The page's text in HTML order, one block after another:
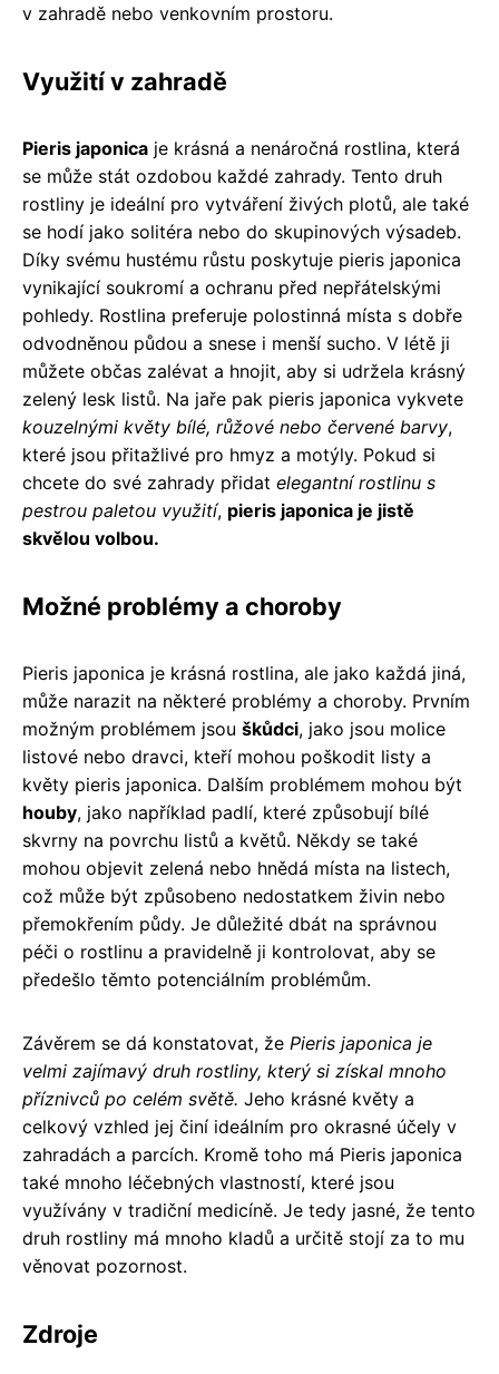
v zahradě nebo venkovním prostoru.
Využití v zahradě
Pieris japonica je krásná a nenáročná rostlina, která
se může stát ozdobou každé zahrady. Tento druh
rostliny je ideální pro vytváření živých plotů, ale také
se hodí jako solitéra nebo do skupinových výsadeb.
Díky svému hustému růstu poskytuje pieris japonica
vynikající soukromí a ochranu před nepřátelskými
pohledy. Rostlina preferuje polostinná místa s dobře
odvodněnou půdou a snese i menší sucho. V létě ji
můžete občas zalévat a hnojit, aby si udržela krásný
zelený lesk listů. Na jaře pak pieris japonica vykvete
kouzelnými květy bílé, růžové nebo červené barvy,
které jsou přitažlivé pro hmyz a motýly. Pokud si
chcete do své zahrady přidat elegantní rostlinu s
pestrou paletou využití, pieris japonica je jistě
skvělou volbou.
Možné problémy a choroby
Pieris japonica je krásná rostlina, ale jako každá jiná,
může narazit na některé problémy a choroby. Prvním
možným problémem jsou škůdci, jako jsou molice
listové nebo dravci, kteří mohou poškodit listy a
květy pieris japonica. Dalším problémem mohou být
houby, jako například padlí, které způsobují bílé
skvrny na povrchu listů a květů. Někdy se také
mohou objevit zelená nebo hnědá místa na listech,
což může být způsobeno nedostatkem živin nebo
přemokřením půdy. Je důležité dbát na správnou
péči o rostlinu a pravidelně ji kontrolovat, aby se
předešlo těmto potenciálním problémům.
Závěrem se dá konstatovat, že Pieris japonica je
velmi zajímavý druh rostliny, který si získal mnoho
příznivců po celém světě. Jeho krásné květy a
celkový vzhled jej činí ideálním pro okrasné účely v
zahradách a parcích. Kromě toho má Pieris japonica
také mnoho léčebných vlastností, které jsou
využívány v tradiční medicíně. Je tedy jasné, že tento
druh rostliny má mnoho kladů a určitě stojí za to mu
věnovat pozornost.
Zdroje